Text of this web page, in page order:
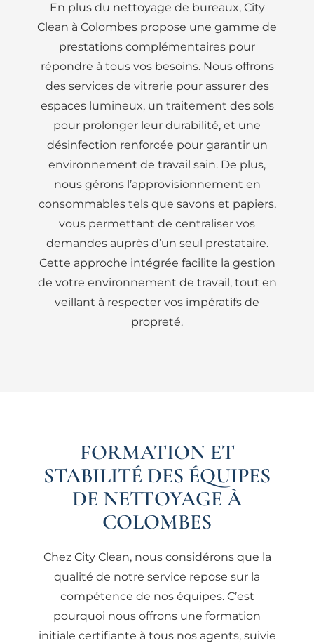
En plus du nettoyage de bureaux, City
Clean à Colombes propose une gamme de
prestations complémentaires pour
répondre à tous vos besoins. Nous offrons
des services de vitrerie pour assurer des
espaces lumineux, un traitement des sols
pour prolonger leur durabilité, et une
désinfection renforcée pour garantir un
environnement de travail sain. De plus,
nous gérons l’approvisionnement en
consommables tels que savons et papiers,
vous permettant de centraliser vos
demandes auprès d’un seul prestataire.
Cette approche intégrée facilite la gestion
de votre environnement de travail, tout en
veillant à respecter vos impératifs de
propreté.
FORMATION ET
STABILITÉ DES ÉQUIPES
DE NETTOYAGE À
COLOMBES
Chez City Clean, nous considérons que la
qualité de notre service repose sur la
compétence de nos équipes. C’est
pourquoi nous offrons une formation
initiale certifiante à tous nos agents, suivie